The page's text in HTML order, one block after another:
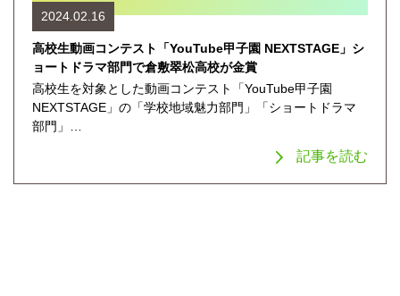
2024.02.16
高校生動画コンテスト「YouTube甲子園 NEXTSTAGE」シ
ョートドラマ部門で倉敷翠松高校が金賞
高校生を対象とした動画コンテスト「YouTube甲子園
NEXTSTAGE」の「学校地域魅力部門」「ショートドラマ
部門」…
記事を読む